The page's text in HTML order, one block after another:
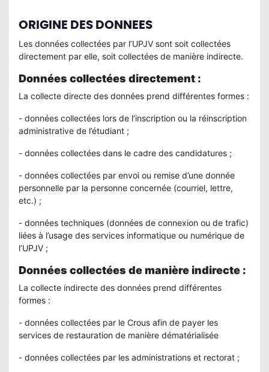
ORIGINE DES DONNEES
Les données collectées par l’UPJV sont soit collectées
directement par elle, soit collectées de manière indirecte.
Données collectées directement :
La collecte directe des données prend différentes formes :
- données collectées lors de l’inscription ou la réinscription
administrative de l’étudiant ;
- données collectées dans le cadre des candidatures ;
- données collectées par envoi ou remise d’une donnée
personnelle par la personne concernée (courriel, lettre,
etc.) ;
- données techniques (données de connexion ou de trafic)
liées à l’usage des services informatique ou numérique de
l’UPJV ;
Données collectées de manière indirecte :
La collecte indirecte des données prend différentes
formes :
- données collectées par le Crous afin de payer les
services de restauration de manière dématérialisée
- données collectées par les administrations et rectorat ;